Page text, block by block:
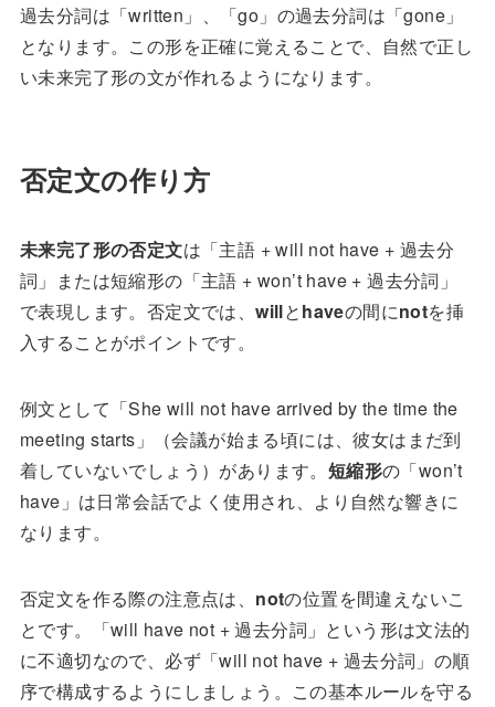
過去分詞は「written」、「go」の過去分詞は「gone」
となります。この形を正確に覚えることで、自然で正し
い未来完了形の文が作れるようになります。
否定文の作り方
未来完了形の否定文は「主語 + will not have + 過去分
詞」または短縮形の「主語 + won’t have + 過去分詞」
で表現します。否定文では、willとhaveの間にnotを挿
入することがポイントです。
例文として「She will not have arrived by the time the
meeting starts」（会議が始まる頃には、彼女はまだ到
着していないでしょう）があります。 短縮形の「won’t
have」は日常会話でよく使用され、より自然な響きに
なります。
否定文を作る際の注意点は、 notの位置を間違えないこ
とです。「will have not + 過去分詞」という形は文法的
に不適切なので、必ず「will not have + 過去分詞」の順
序で構成するようにしましょう。この基本ルールを守る